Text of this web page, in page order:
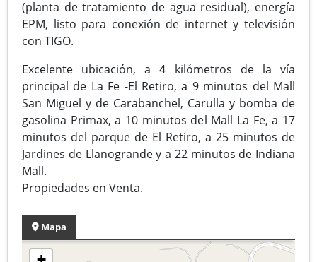
(planta de tratamiento de agua residual), energía
EPM, listo para conexión de internet y televisión
con TIGO.
Excelente ubicación, a 4 kilómetros de la vía
principal de La Fe -El Retiro, a 9 minutos del Mall
San Miguel y de Carabanchel, Carulla y bomba de
gasolina Primax, a 10 minutos del Mall La Fe, a 17
minutos del parque de El Retiro, a 25 minutos de
Jardines de Llanogrande y a 22 minutos de Indiana
Mall.
Propiedades en Venta.
Mapa